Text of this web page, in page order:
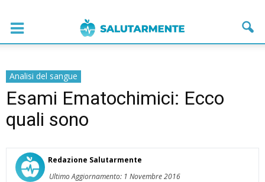
Analisi del sangue
Esami Ematochimici: Ecco
quali sono
Redazione Salutarmente
Ultimo Aggiornamento: 1 Novembre 2016